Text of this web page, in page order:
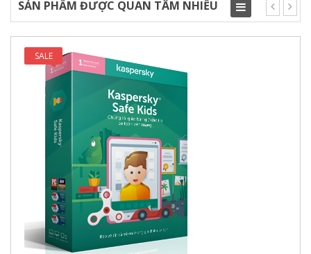
SẢN PHẨM ĐƯỢC QUAN TÂM NHIỀU
SALE